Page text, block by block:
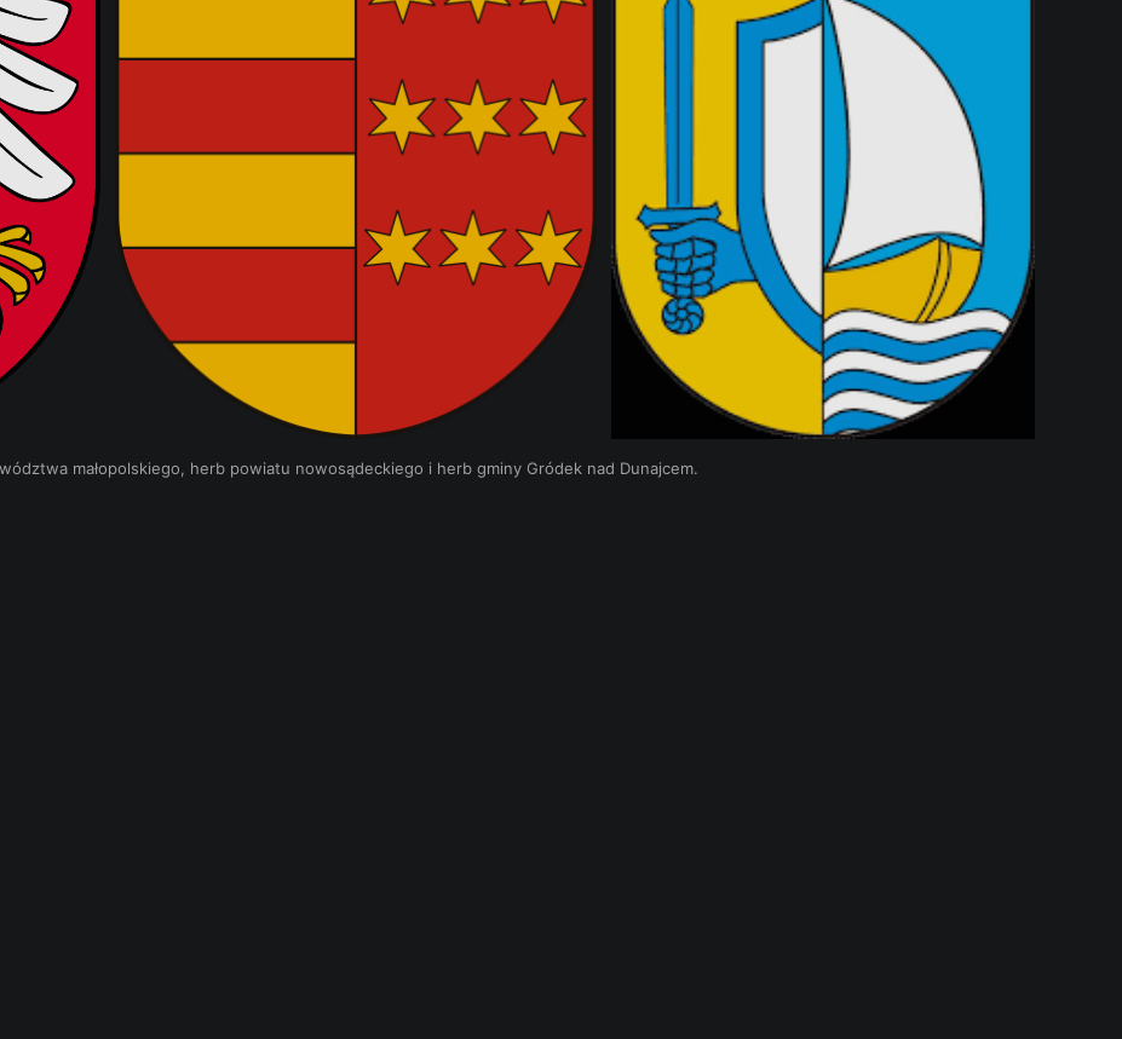
małopolskiego, herb powiatu nowosądeckiego i herb gminy Gródek nad Dunajcem.